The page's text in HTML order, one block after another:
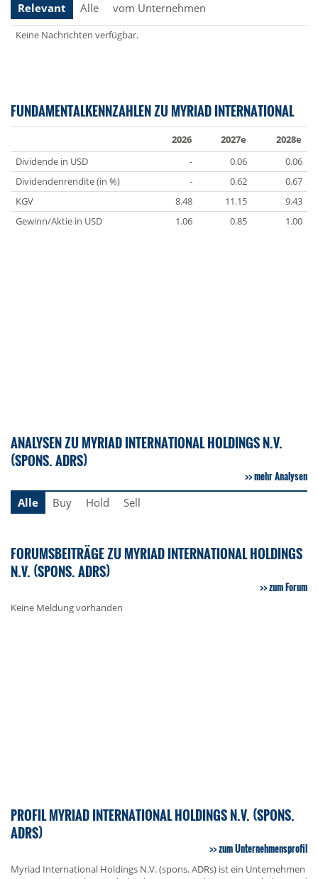
Relevant
Alle vom Unternehmen
Keine Nachrichten verfügbar.
FUNDAMENTALKENNZAHLEN ZU MYRIAD INTERNATIONAL
2026 2027e
2028e
Dividende in USD
- 0.06
0.06
Dividendenrendite (in %)
- 0.62
0.67
KGV
8.48 11.15
9.43
Gewinn/Aktie in USD
1.06 0.85 1.00
ANALYSEN ZU MYRIAD INTERNATIONAL HOLDINGS N.V.
(SPONS. ADRS)
mehr Analysen
Alle
Buy Hold Sell
FORUMSBEITRÄGE ZU MYRIAD INTERNATIONAL HOLDINGS
N.V. (SPONS. ADRS)
zum Forum
Keine Meldung vorhanden
PROFIL MYRIAD INTERNATIONAL HOLDINGS N.V. (SPONS.
ADRS)
zum Unternehmensprofil
Myriad International Holdings N.V. (spons. ADRs) ist ein Unternehmen